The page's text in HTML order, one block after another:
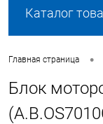
Каталог
Главная страница •
Блок